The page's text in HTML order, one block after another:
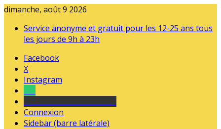
dimanche, août 9 2026
Service anonyme et gratuit pour les 12-25 ans tous
les jours de 9h à 23h
Facebook
X
Instagram
Connexion
Sidebar (barre latérale)